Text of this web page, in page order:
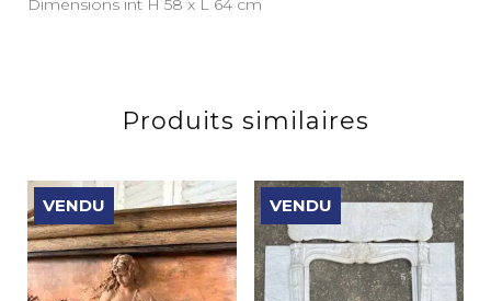
Dimensions int H 58 x L 64 cm
Produits similaires
VENDU VENDU